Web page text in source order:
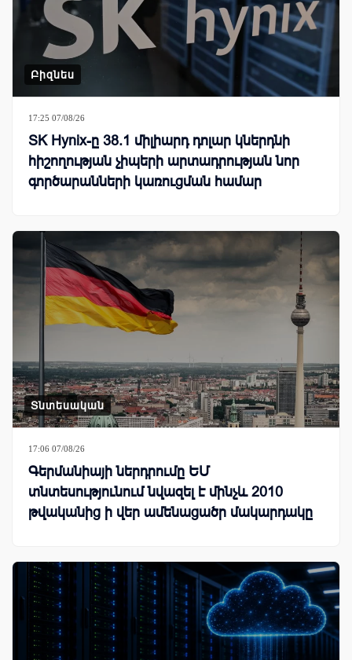
Բիզնես
17:25 07/08/26
SK Hynix-ը 38.1 միլիարդ դոլար կներդնի
հիշողության չիպերի արտադրության նոր
գործարանների կառուցման համար
Տնտեսական
17:06 07/08/26
Գերմանիայի ներդրումը ԵՄ
տնտեսությունում նվազել է մինչև 2010
թվականից ի վեր ամենացածր մակարդակը